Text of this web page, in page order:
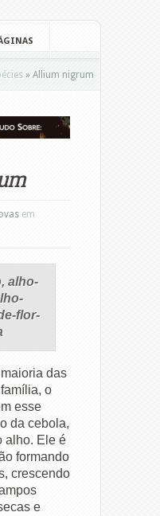
» Allium nigrum
em
alho-
flor-
das
o
esse
da cebola,
alho. Ele é
formando
crescendo
e